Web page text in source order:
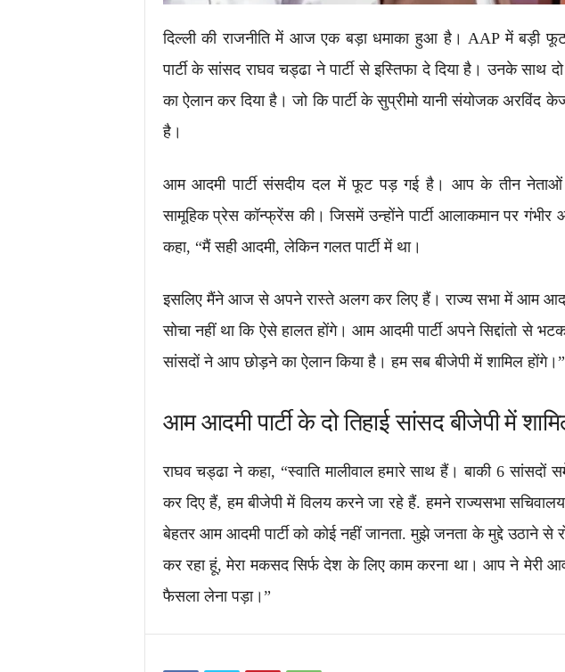
दिल्ली की राजनीति में आज एक बड़ा धमाका हुआ है। AAP में बड़ी
पार्टी के सांसद राघव चड्ढा ने पार्टी से इस्तिफा दे दिया है। उनके साथ
का ऐलान कर दिया है। जो कि पार्टी के सुप्रीमो यानी संयोजक अरविंद
है।
आम आदमी पार्टी संसदीय दल में फूट पड़ गई है। आप के तीन नेताओं
सामूहिक प्रेस कॉन्फ्रेंस की। जिसमें उन्होंने पार्टी आलाकमान पर गंभीर
कहा, “मैं सही आदमी, लेकिन गलत पार्टी में था।
इसलिए मैंने आज से अपने रास्ते अलग कर लिए हैं। राज्य सभा में आम
सोचा नहीं था कि ऐसे हालत होंगे। आम आदमी पार्टी अपने सिद्दांतो से
सांसदों ने आप छोड़ने का ऐलान किया है। हम सब बीजेपी में शामिल होंगे।”
आम आदमी पार्टी के दो तिहाई सांसद बीजेपी में
राघव चड्ढा ने कहा, “स्वाति मालीवाल हमारे साथ हैं। बाकी 6 सांसदों
कर दिए हैं, हम बीजेपी में विलय करने जा रहे हैं. हमने राज्यसभा
बेहतर आम आदमी पार्टी को कोई नहीं जानता. मुझे जनता के मुद्दे उठाने
कर रहा हूं, मेरा मकसद सिर्फ देश के लिए काम करना था। आप ने मेरी
फैसला लेना पड़ा।”